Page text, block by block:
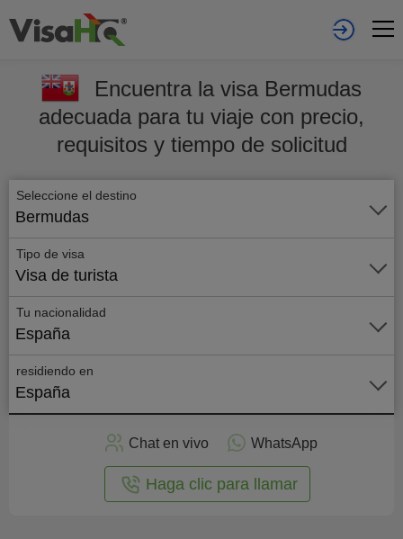
Encuentra la visa Bermudas
adecuada para tu viaje con precio,
requisitos y tiempo de solicitud
Seleccione el destino
Bermudas
Tipo de visa
Visa de turista
Tu nacionalidad
España
residiendo en
España
Chat en vivo WhatsApp
Haga clic para llamar